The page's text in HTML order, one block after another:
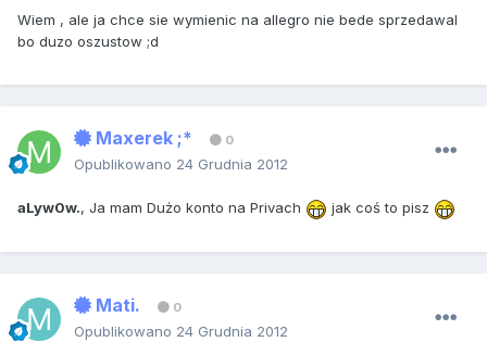
Wiem , ale ja chce sie wymienic na allegro nie bede sprzedawal
bo duzo oszustow ;d
Maxerek ;* 0
Opublikowano 24 Grudnia 2012
aLyw0w., Ja mam Dużo konto na Privach jak coś to pisz
Mati. 0
Opublikowano 24 Grudnia 2012